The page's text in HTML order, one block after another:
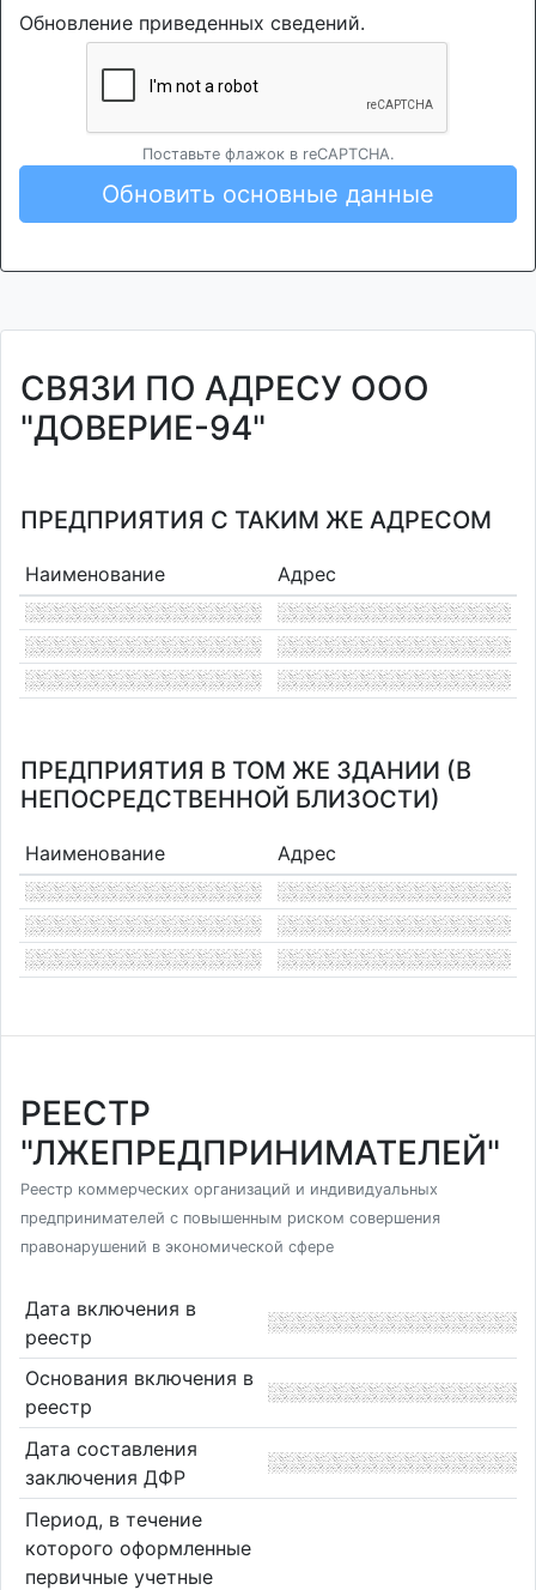
Обновление приведенных сведений.
Поставьте флажок в reCAPTCHA.
Обновить основные данные
СВЯЗИ ПО АДРЕСУ ООО
"ДОВЕРИЕ-94"
ПРЕДПРИЯТИЯ С ТАКИМ ЖЕ АДРЕСОМ
Наименование Адрес
ПРЕДПРИЯТИЯ В ТОМ ЖЕ ЗДАНИИ (В
НЕПОСРЕДСТВЕННОЙ БЛИЗОСТИ)
Наименование Адрес
РЕЕСТР
"ЛЖЕПРЕДПРИНИМАТЕЛЕЙ"
Реестр коммерческих организаций и индивидуальных
предпринимателей с повышенным риском совершения
правонарушений в экономической сфере
Дата включения в
реестр
Основания включения в
реестр
Дата составления
заключения ДФР
Период, в течение
которого оформленные
первичные учетные